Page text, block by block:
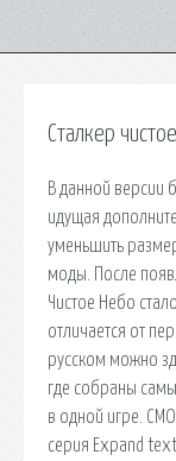
Сталкер
В данной версии
идущая
уменьшить
моды. После
Чистое Небо
отличается от
русском можно
где собраны
в одной игре.
серия Expand